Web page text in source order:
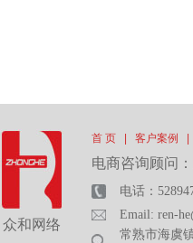
众和网络
首 页 客户案例
电商咨询顾问
电话：
Email: ren-
常熟市海虞